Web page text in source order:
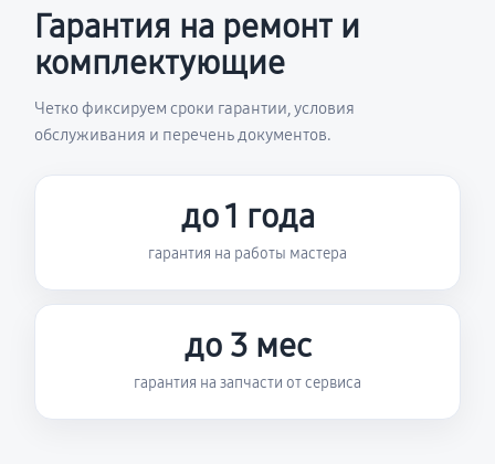
Гарантия на ремонт и
комплектующие
Четко фиксируем сроки гарантии, условия
обслуживания и перечень документов.
до 1 года
гарантия на работы мастера
до 3 мес
гарантия на запчасти от сервиса